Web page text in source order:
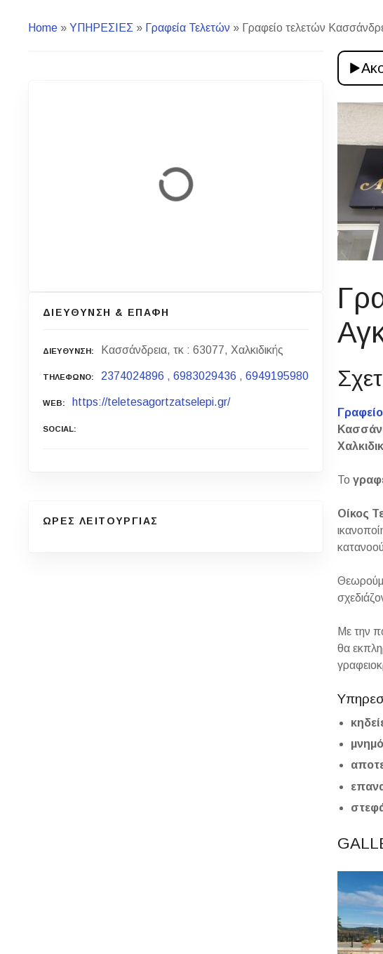
Home » ΥΠΗΡΕΣΙΕΣ » Γραφεία Τελετών » Γραφείο τελετών
ΔΙΕΥΘΥΝΣΗ & ΕΠΑΦΗ
ΔΙΕΥΘΥΝΣΗ Κασσάνδρεια, τκ : 63077, Χαλκιδικής
ΤΗΛΕΦΩΝΟ 2374024896 , 6983029436 , 6949195980
WEB https://teletesagortzatselepi.gr/
SOCIAL
ΩΡΕΣ ΛΕΙΤΟΥΡΓΙΑΣ
Το
Οίκος
Με την
θα